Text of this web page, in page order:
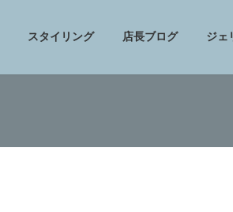
スタイリング 店長ブログ ジェ